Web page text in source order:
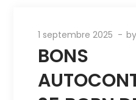
1 septembre 2025
BONS